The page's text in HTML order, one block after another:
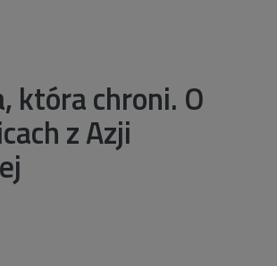
która chroni. O
z Azji